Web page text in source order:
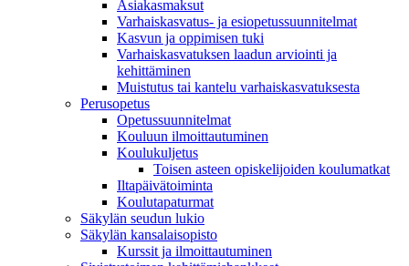
Asiakasmaksut
Varhaiskasvatus- ja esiopetussuunnitelmat
Kasvun ja oppimisen tuki
Varhaiskasvatuksen laadun arviointi ja
kehittäminen
Muistutus tai kantelu varhaiskasvatuksesta
Perusopetus
Opetussuunnitelmat
Kouluun ilmoittautuminen
Koulukuljetus
Toisen asteen opiskelijoiden koulumatkat
Iltapäivätoiminta
Koulutapaturmat
Säkylän seudun lukio
Säkylän kansalaisopisto
Kurssit ja ilmoittautuminen